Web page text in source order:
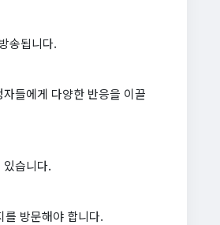
송됩니다.
들에게 다양한 반응을 이끌
습니다.
방문해야 합니다.